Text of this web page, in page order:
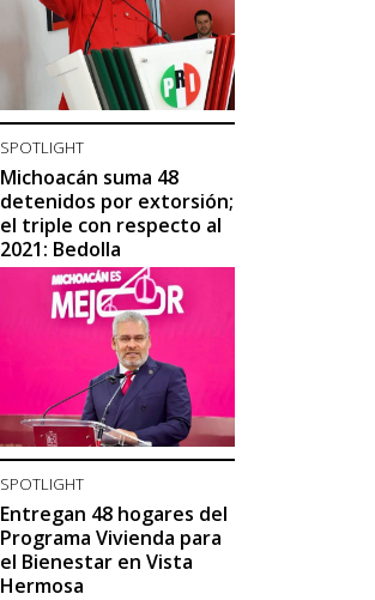
SPOTLIGHT
Michoacán suma 48
detenidos por extorsión;
el triple con respecto al
2021: Bedolla
SPOTLIGHT
Entregan 48 hogares del
Programa Vivienda para
el Bienestar en Vista
Hermosa